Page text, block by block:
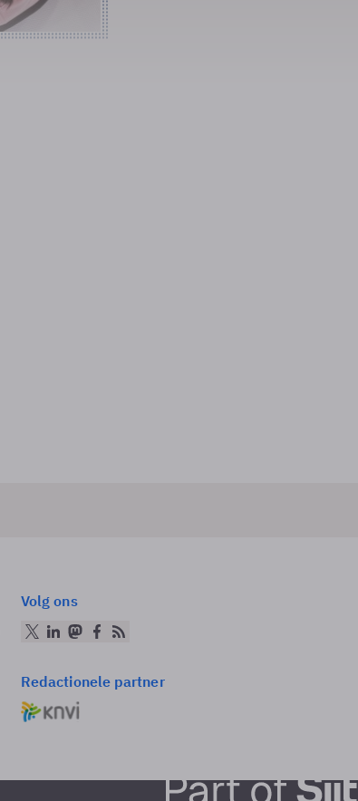
Volg ons
Redactionele partner